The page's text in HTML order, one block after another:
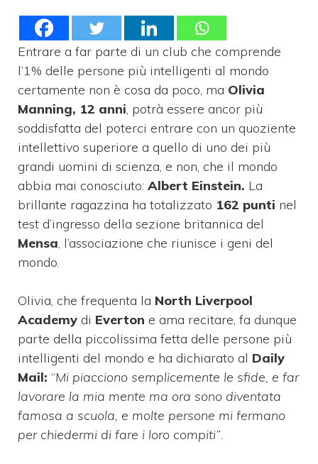
Entrare a far parte di un club che comprende
l’1% delle persone più intelligenti al mondo
certamente non è cosa da poco, ma Olivia
Manning, 12 anni, potrà essere ancor più
soddisfatta del poterci entrare con un quoziente
intellettivo superiore a quello di uno dei più
grandi uomini di scienza, e non, che il mondo
abbia mai conosciuto: Albert Einstein. La
brillante ragazzina ha totalizzato 162 punti nel
test d’ingresso della sezione britannica del
Mensa, l’associazione che riunisce i geni del
mondo.
Olivia, che frequenta la North Liverpool
Academy di Everton e ama recitare, fa dunque
parte della piccolissima fetta delle persone più
intelligenti del mondo e ha dichiarato al Daily
Mail: “Mi piacciono semplicemente le sfide, e far
lavorare la mia mente ma ora sono diventata
famosa a scuola, e molte persone mi fermano
per chiedermi di fare i loro compiti”.